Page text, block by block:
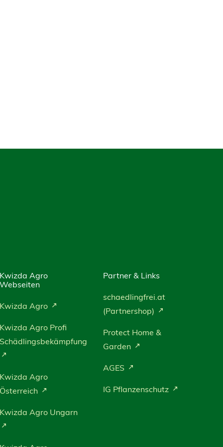
Agro
Agro
Agro Profi
Agro
Agro Ungarn
Partner & Links
schaedlingfrei.at
(Partnershop)
Protect Home &
Garden
AGES
IG Pflanzenschutz